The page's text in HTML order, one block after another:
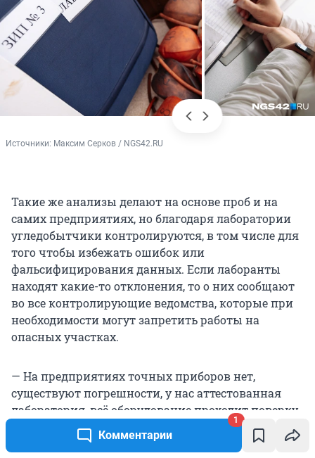
Комментарии
1
Источники: Максим Серков / NGS42.RU
Такие же анализы делают на основе проб и на
самих предприятиях, но благодаря лаборатории
угледобытчики контролируются, в том числе для
того чтобы избежать ошибок или
фальсифицирования данных. Если лаборанты
находят какие-то отклонения, то о них сообщают
во все контролирующие ведомства, которые при
необходимости могут запретить работы на
опасных участках.
— На предприятиях точных приборов нет,
существуют погрешности, у нас аттестованная
лаборатория, всё оборудование проходит поверку.
В каждом отряде нашего региона есть своя
лаборатория, куда угольщики привозят пробы, —